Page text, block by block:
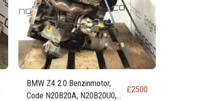
BMW Z4 2.0 Benzinmotor,
Code N20B20A, N20B20U0,
£2500